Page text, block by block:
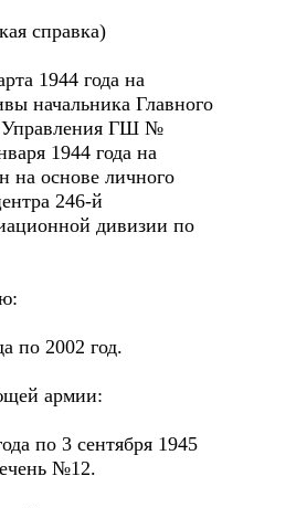
справка)
1944 года на
начальника Главного
Управления ГШ №
1944 года на
на основе личного
246-й
дивизии по
по 2002 год.
армии:
по 3 сентября 1945
№12.